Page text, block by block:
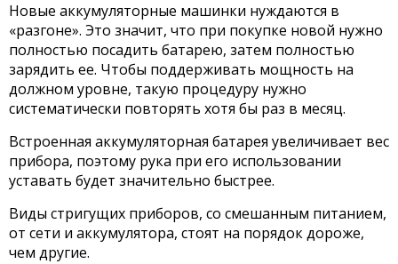
Новые аккумуляторные машинки нуждаются в
«разгоне». Это значит, что при покупке новой нужно
полностью посадить батарею, затем полностью
зарядить ее. Чтобы поддерживать мощность на
должном уровне, такую процедуру нужно
систематически повторять хотя бы раз в месяц.
Встроенная аккумуляторная батарея увеличивает вес
прибора, поэтому рука при его использовании
уставать будет значительно быстрее.
Виды стригущих приборов, со смешанным питанием,
от сети и аккумулятора, стоят на порядок дороже,
чем другие.